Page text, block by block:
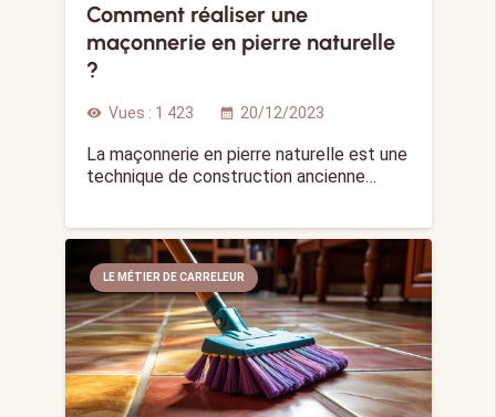
Comment réaliser une
maçonnerie en pierre naturelle
?
visibility Vues : 1 423 calendar_month 20/12/2023
La maçonnerie en pierre naturelle est une
technique de construction ancienne…
LE MÉTIER DE CARRELEUR